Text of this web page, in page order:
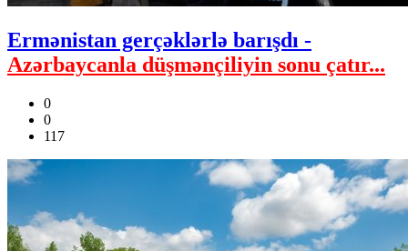
Ermənistan gerçəklərlə barışdı -
Azərbaycanla düşmənçiliyin sonu çatır...
0
0
117